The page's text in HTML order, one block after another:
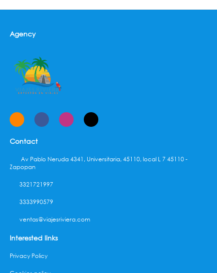
Agency
Contact
Av Pablo Neruda 4341, Universitaria, 45110, local L 7 45110 -
Zapopan
3321721997
3333990579
ventas@viajesriviera.com
Interested links
Privacy Policy